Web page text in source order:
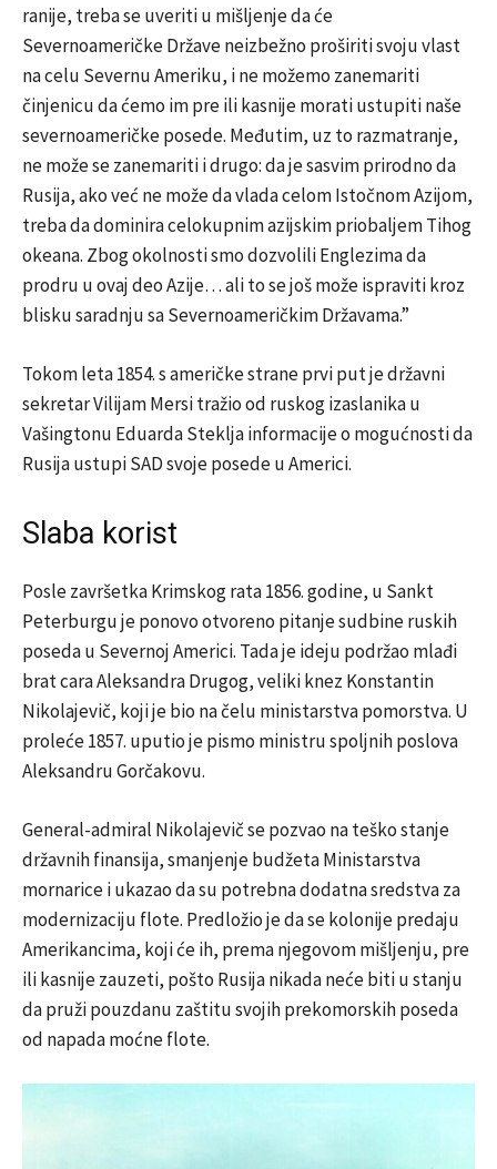
ranije, treba se uveriti u mišljenje da će
Severnoameričke Države neizbežno proširiti svoju vlast
na celu Severnu Ameriku, i ne možemo zanemariti
činjenicu da ćemo im pre ili kasnije morati ustupiti naše
severnoameričke posede. Međutim, uz to razmatranje,
ne može se zanemariti i drugo: da je sasvim prirodno da
Rusija, ako već ne može da vlada celom Istočnom Azijom,
treba da dominira celokupnim azijskim priobaljem Tihog
okeana. Zbog okolnosti smo dozvolili Englezima da
prodru u ovaj deo Azije… ali to se još može ispraviti kroz
blisku saradnju sa Severnoameričkim Državama.”
Tokom leta 1854. s američke strane prvi put je državni
sekretar Vilijam Mersi tražio od ruskog izaslanika u
Vašingtonu Eduarda Steklja informacije o mogućnosti da
Rusija ustupi SAD svoje posede u Americi.
Slaba korist
Posle završetka Krimskog rata 1856. godine, u Sankt
Peterburgu je ponovo otvoreno pitanje sudbine ruskih
poseda u Severnoj Americi. Tada je ideju podržao mlađi
brat cara Aleksandra Drugog, veliki knez Konstantin
Nikolajevič, koji je bio na čelu ministarstva pomorstva. U
proleće 1857. uputio je pismo ministru spoljnih poslova
Aleksandru Gorčakovu.
General-admiral Nikolajevič se pozvao na teško stanje
državnih finansija, smanjenje budžeta Ministarstva
mornarice i ukazao da su potrebna dodatna sredstva za
modernizaciju flote. Predložio je da se kolonije predaju
Amerikancima, koji će ih, prema njegovom mišljenju, pre
ili kasnije zauzeti, pošto Rusija nikada neće biti u stanju
da pruži pouzdanu zaštitu svojih prekomorskih poseda
od napada moćne flote.